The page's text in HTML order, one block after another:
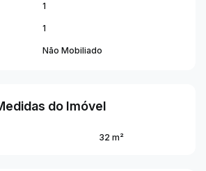
1
1
Não Mobiliado
do Imóvel
32 m²